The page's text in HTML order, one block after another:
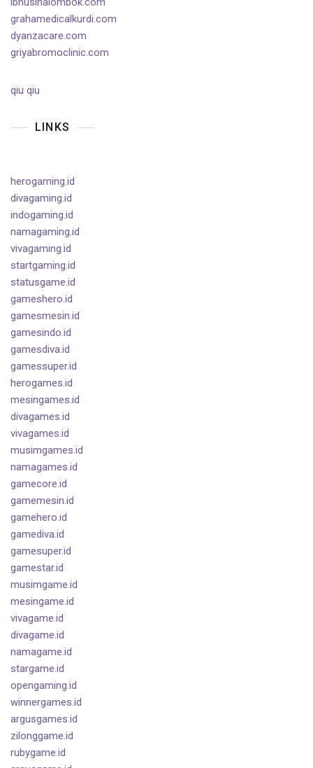
grahamedicalkurdi.com
dyanzacare.com
griyabromoclinic.com
qiu qiu
LINKS
herogaming.id
divagaming.id
indogaming.id
namagaming.id
vivagaming.id
startgaming.id
statusgame.id
gameshero.id
gamesmesin.id
gamesindo.id
gamesdiva.id
gamessuper.id
herogames.id
mesingames.id
divagames.id
vivagames.id
musimgames.id
namagames.id
gamecore.id
gamemesin.id
gamehero.id
gamediva.id
gamesuper.id
gamestar.id
musimgame.id
mesingame.id
vivagame.id
divagame.id
namagame.id
stargame.id
opengaming.id
winnergames.id
argusgames.id
zilonggame.id
rubygame.id